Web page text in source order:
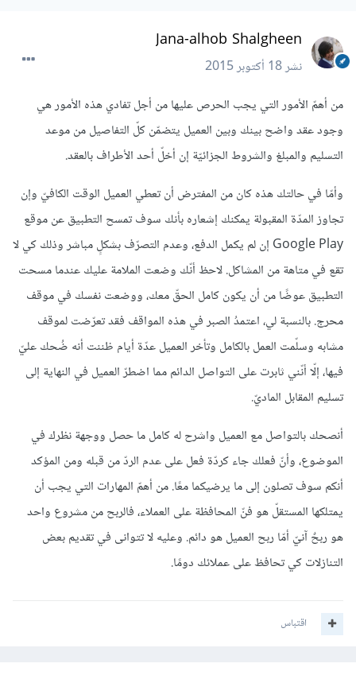
Jana-alhob Shalgheen
نشر18 أكتوبر 2015
من أهمّ الأمور التي يجب الحرص عليها من أجل تفادي هذه الأمور هي
وجود عقد واضح بينك وبين العميل يتضمّن كلّ التفاصيل من موعد
التسليم والمبلغ والشروط الجزائيّة إن أخلّ أحد الأطراف بالعقد.
وأمّا في حالتك هذه كان من المفترض أن تعطي العميل الوقت الكافيّ وإن
تجاوز المدّة المقبولة يمكنك إشعاره بأنك سوف تمسح التطبيق عن موقع
Google Play إن لم يكمل الدفع، وعدم التصرّف بشكلٍ مباشر وذلك كي لا
تقع في متاهة من المشاكل. لاحظ أنّك وضعت الملامة عليك عندما مسحت
التطبيق عوضًا من أن يكون كامل الحقّ معك، ووضعت نفسك في موقف
محرج. بالنسبة لي، اعتمدُ الصبر في هذه المواقف فقد تعرّضت لموقف
مشابه وسلّمت العمل بالكامل وتأخر العميل عدّة أيام ظننت أنه ضُحك عليّ
فيها، إلّا أنّني ثابرت على التواصل الدائم مما اضطرّ العميل في النهاية إلى
تسليم المقابل الماديّ.
أنصحك بالتواصل مع العميل واشرح له كامل ما حصل ووجهة نظرك في
الموضوع، وأنّ فعلك جاء كردّة فعل على عدم الردّ من قبله ومن المؤكد
أنكم سوف تصلون إلى ما يرضيكما معًا. من أهمّ المهارات التي يجب أن
يمتلكها المستقلّ هو فنّ المحافظة على العملاء، فالربح من مشروع واحد
هو ربحٌ آنيّ أمّا ربح العميل هو دائم. وعليه لا تتوانى في تقديم بعض
التنازلات كي تحافظ على عملائك دومًا.
اقتباس